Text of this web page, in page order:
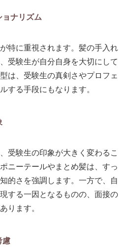
ナリズム
特に重視されます。髪の手入れ
受験生が自分自身を大切にして
は、受験生の真剣さやプロフェ
する手段にもなります。
受験生の印象が大きく変わるこ
ニーテールやまとめ髪は、すっ
的さを強調します。一方で、自
する一因となるものの、面接の
ります。
慮